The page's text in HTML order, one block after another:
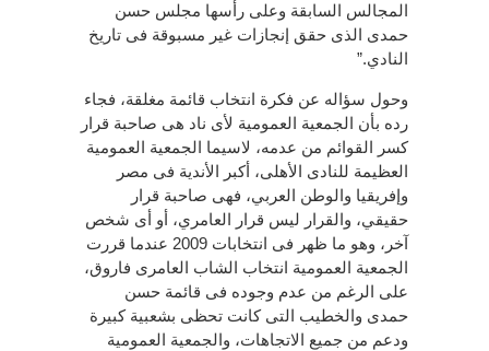
المجالس السابقة وعلى رأسها مجلس حسن
حمدى الذى حقق إنجازات غير مسبوقة فى تاريخ
النادي.”
وحول سؤاله عن فكرة انتخاب قائمة مغلقة، فجاء
رده بأن الجمعية العمومية لأى ناد هى صاحبة قرار
كسر القوائم من عدمه، لاسيما الجمعية العمومية
العظيمة للنادى الأهلى، أكبر الأندية فى مصر
وإفريقيا والوطن العربي، فهى صاحبة قرار
حقيقي، والقرار ليس قرار العامري، أو أى شخص
آخر، وهو ما ظهر فى انتخابات 2009 عندما قررت
الجمعية العمومية انتخاب الشاب العامرى فاروق،
على الرغم من عدم وجوده فى قائمة حسن
حمدى والخطيب التى كانت تحظى بشعبية كبيرة
ودعم من جميع الاتجاهات، والجمعية العمومية